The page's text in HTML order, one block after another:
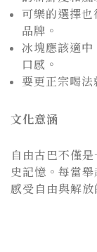
可樂的選擇
品牌。
冰塊應該適
口感。
要更正宗喝
文化意涵
自由古巴不僅
史記憶。每當
感受自由與解放